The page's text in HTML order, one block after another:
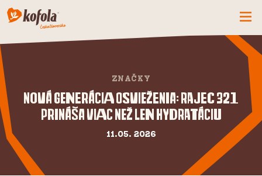
SPOZNAJ FIRMU
KOFOLA
PRODUKTY
PRIDAJ SA K NÁM
ZNAČKY
Nová generácia osvieženia: Rajec 321
prináša viac než len hydratáciu
11.05. 2026